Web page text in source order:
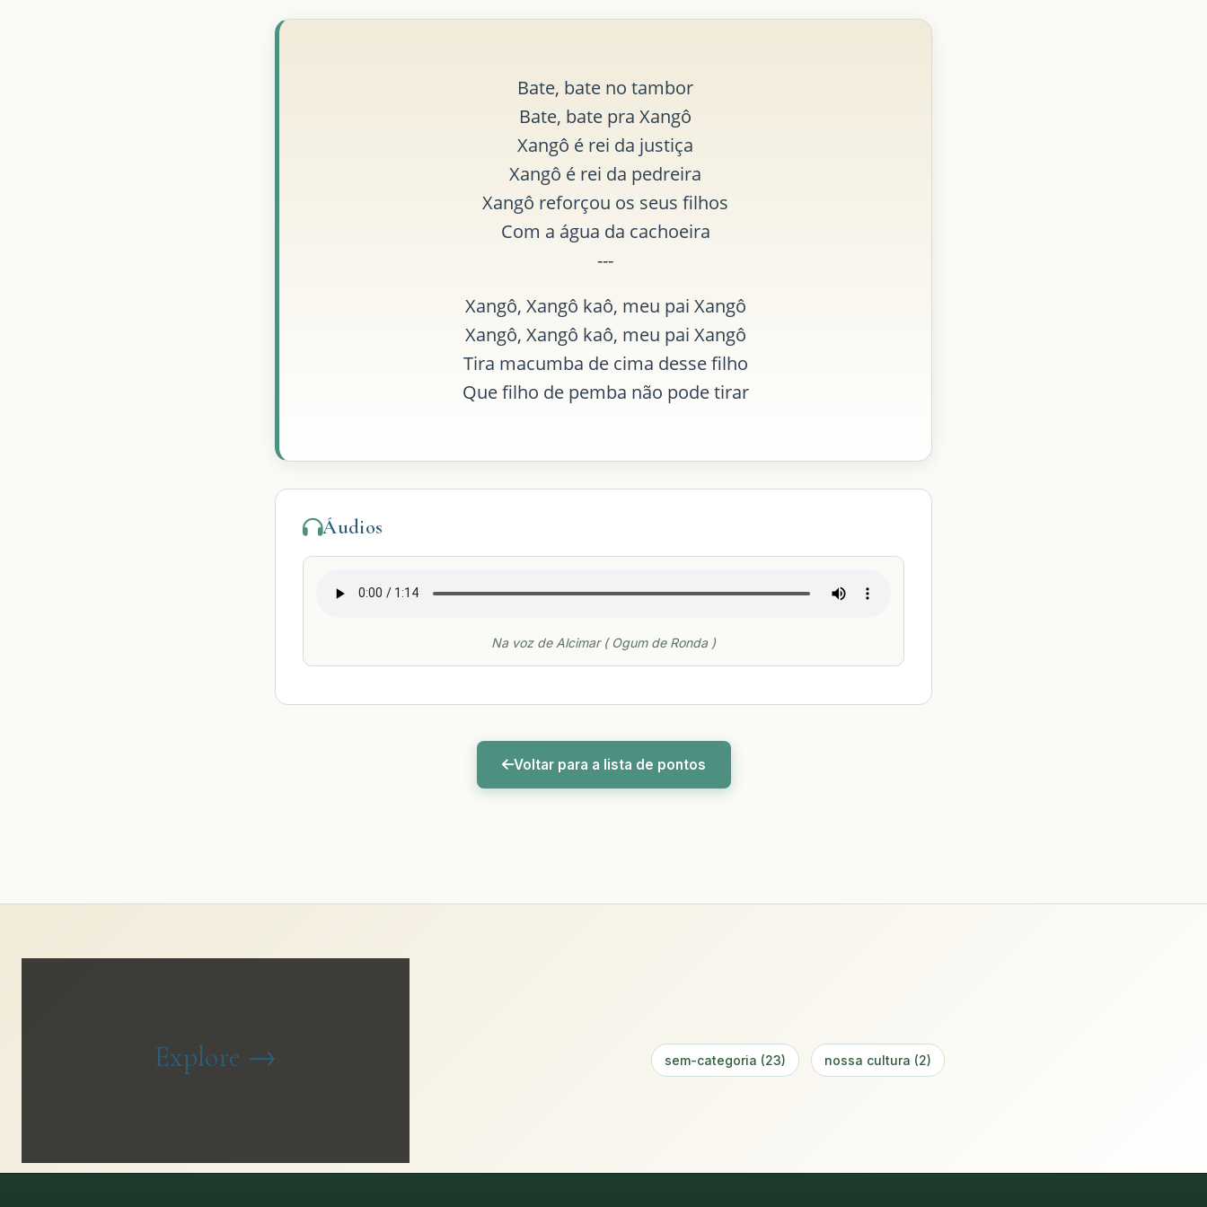
Bate, bate no tambor
Bate, bate pra Xangô
Xangô é rei da justiça
Xangô é rei da pedreira
Xangô reforçou os seus filhos
Com a água da cachoeira
---
Xangô, Xangô kaô, meu pai Xangô
Xangô, Xangô kaô, meu pai Xangô
Tira macumba de cima desse filho
Que filho de pemba não pode tirar
Áudios
Na voz de Alcimar ( Ogum de Ronda )
Voltar para a lista de pontos
Explore → sem-categoria (23) nossa cultura (2)